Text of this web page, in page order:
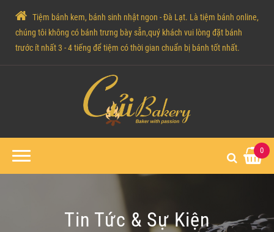
Tiệm bánh kem, bánh sinh nhật ngon - Đà Lạt. Là tiệm bánh online,
chúng tôi không có bánh trưng bày sẵn,quý khách vui lòng đặt bánh
trước ít nhất 3 - 4 tiếng để tiệm có thời gian chuẩn bị bánh tốt nhất.
0
Tin Tức & Sự Kiện